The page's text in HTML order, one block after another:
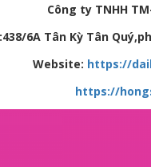
Công ty TNHH
6A Tân Kỳ Tân
Website: https://
https://